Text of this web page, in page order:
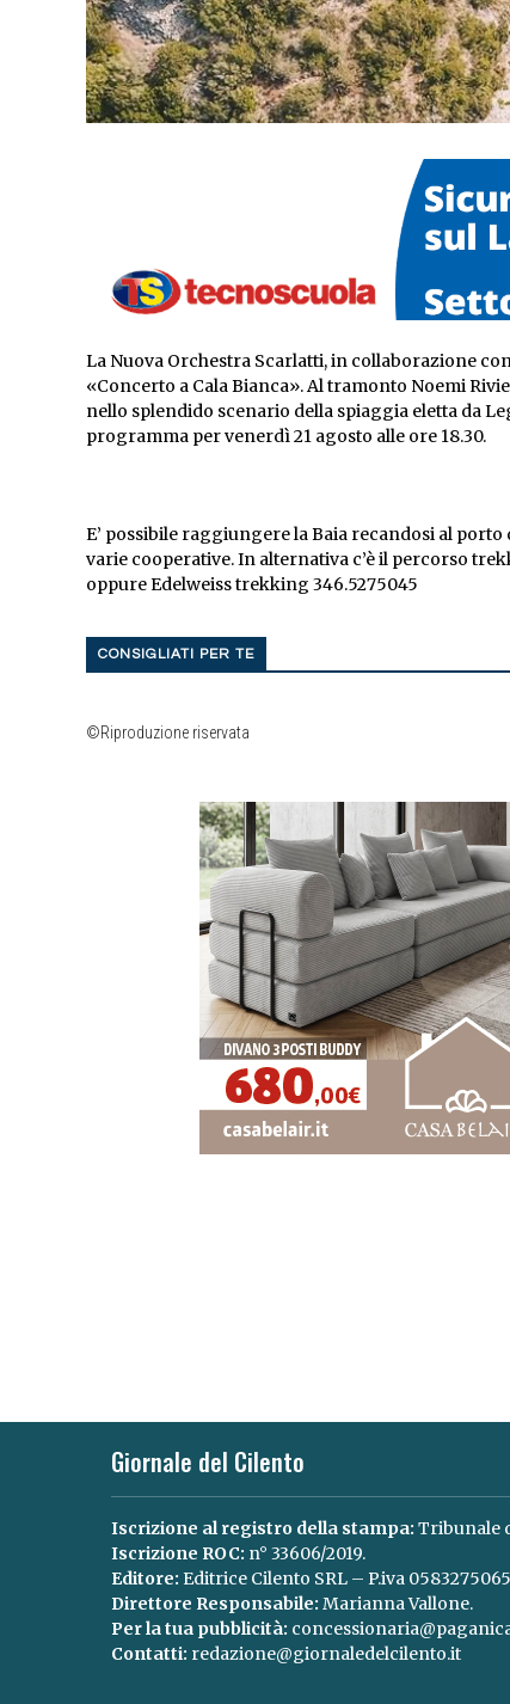
La Nuova Orchestra Scarlatti, in collaborazione
«Concerto a Cala Bianca». Al tramonto Noemi
nello splendido scenario della spiaggia eletta da
programma per venerdì 21 agosto alle ore 18.30.
E’ possibile raggiungere la Baia recandosi al
varie cooperative. In alternativa c’è il percorso
oppure Edelweiss trekking 346.5275045
CONSIGLIATI PER TE
©Riproduzione riservata
Giornale del Cilento
Iscrizione al registro della stampa: Tribunale
Iscrizione ROC: n° 33606/2019.
Editore: Editrice Cilento SRL – P.iva
Direttore Responsabile: Marianna Vallone.
Per la tua pubblicità:
Contatti: redazione@giornaledelcilento.it